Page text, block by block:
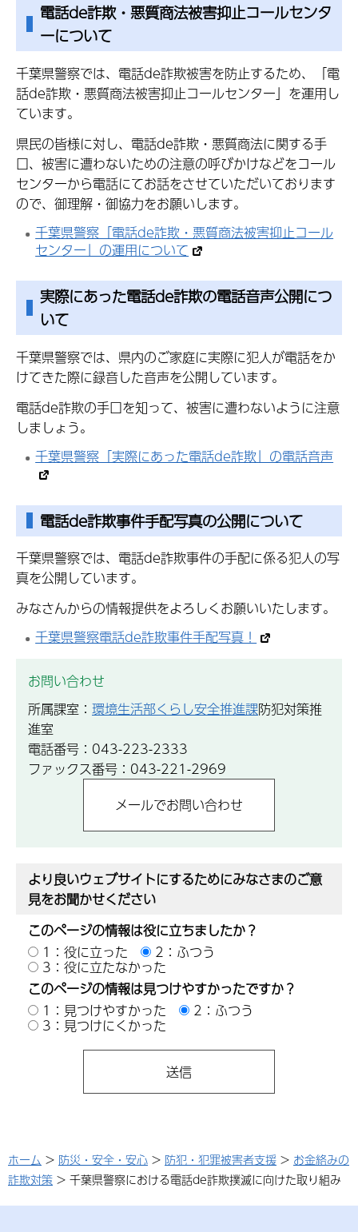
電話de詐欺・悪質商法被害抑止コールセンタ
ーについて
千葉県警察では、電話de詐欺被害を防止するため、「電
話de詐欺・悪質商法被害抑止コールセンター」を運用し
ています。
県民の皆様に対し、電話de詐欺・悪質商法に関する手
口、被害に遭わないための注意の呼びかけなどをコール
センターから電話にてお話をさせていただいております
ので、御理解・御協力をお願いします。
千葉県警察「電話de詐欺・悪質商法被害抑止コール
センター」の運用について
実際にあった電話de詐欺の電話音声公開につ
いて
千葉県警察では、県内のご家庭に実際に犯人が電話をか
けてきた際に録音した音声を公開しています。
電話de詐欺の手口を知って、被害に遭わないように注意
しましょう。
千葉県警察「実際にあった電話de詐欺」の電話音声
電話de詐欺事件手配写真の公開について
千葉県警察では、電話de詐欺事件の手配に係る犯人の写
真を公開しています。
みなさんからの情報提供をよろしくお願いいたします。
千葉県警察電話de詐欺事件手配写真！
お問い合わせ
所属課室： 環境生活部くらし安全推進課防犯対策推
進室
電話番号：043-223-2333
ファックス番号：043-221-2969
より良いウェブサイトにするためにみなさまのご意
見をお聞かせください
このページの情報は役に立ちましたか？
1：役に立った
2：ふつう
3：役に立たなかった
このページの情報は見つけやすかったですか？
1：見つけやすかった
2：ふつう
3：見つけにくかった
ホーム > 防災・安全・安心 > 防犯・犯罪被害者支援 > お金絡みの
詐欺対策 > 千葉県警察における電話de詐欺撲滅に向けた取り組み